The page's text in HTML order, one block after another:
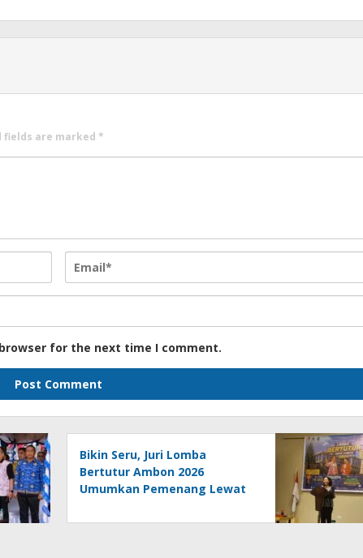
fields are marked *
for the next time I comment.
Bikin Seru, Juri Lomba
Bertutur Ambon 2026
Umumkan Pemenang Lewat